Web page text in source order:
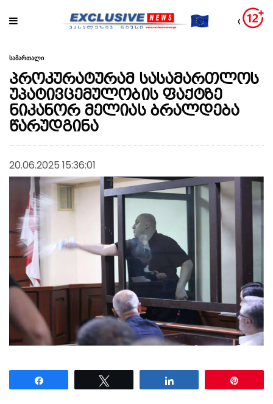
სამართალი
პროკურატურამ სასამართლოს
უპატივცემულობის ფაქტზე
ნიკანორ მელიას ბრალდება
წარუდგინა
20.06.2025 15:36:01